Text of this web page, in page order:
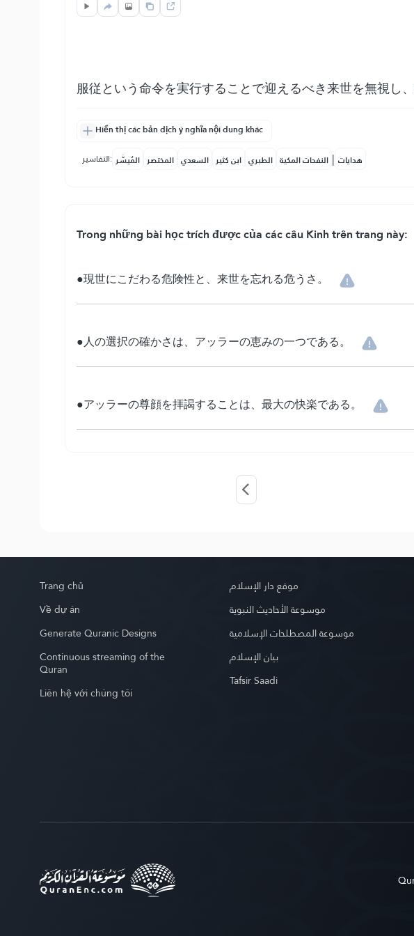
服従という命令を実行することで迎えるべき来世を無視し
Hiển thị các bản dịch ý nghĩa nội dung khác
التفاسير: المُيسَّر المختصر السعدي ابن كثير الطبري النفحات المكية | هدايات
Trong những bài học trích được của các câu Kinh trên trang này:
●現世にこだわる危険性と、来世を忘れる危うさ。
●人の選択の確かさは、アッラーの恵みの一つである。
●アッラーの尊顔を拝謁することは、最大の快楽である。
Trang chủ
Về dự án
Generate Quranic Designs
Continuous streaming of the
Quran
Liên hệ với chúng tôi
موقع دار الإسلام
موسوعة الأحاديث النبوية
موسوعة المصطلحات الإسلامية
بيان الإسلام
Tafsir Saadi